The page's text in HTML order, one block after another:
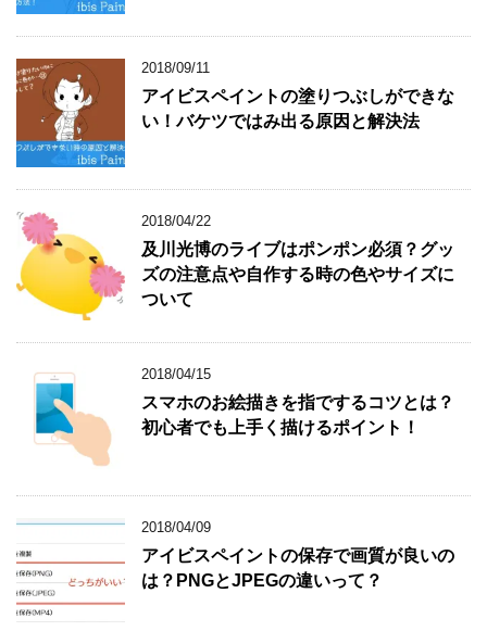
2018/09/11
アイビスペイントの塗りつぶしができな
い！バケツではみ出る原因と解決法
2018/04/22
及川光博のライブはポンポン必須？グッ
ズの注意点や自作する時の色やサイズに
ついて
2018/04/15
スマホのお絵描きを指でするコツとは？
初心者でも上手く描けるポイント！
2018/04/09
アイビスペイントの保存で画質が良いの
は？PNGとJPEGの違いって？